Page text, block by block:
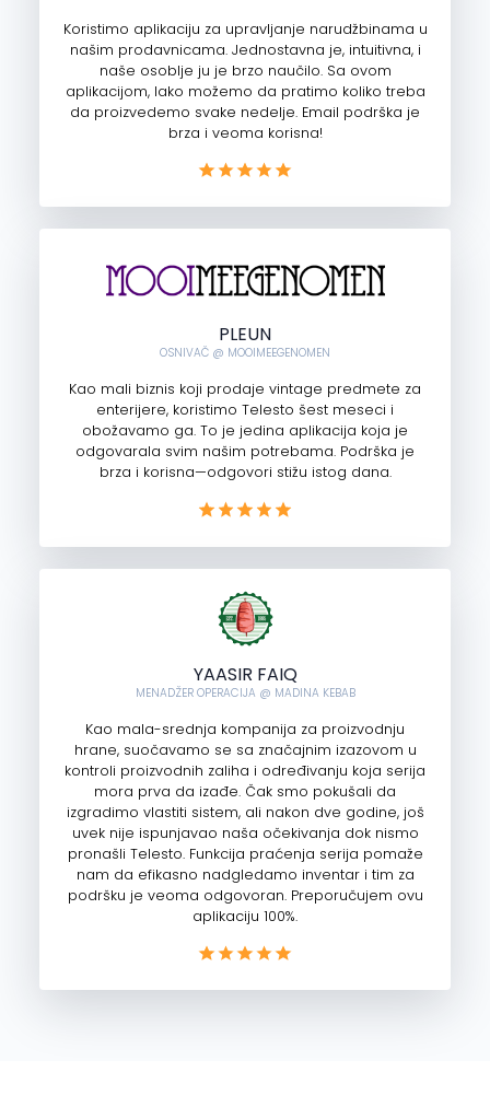
Koristimo aplikaciju za upravljanje narudžbinama u
našim prodavnicama. Jednostavna je, intuitivna, i
naše osoblje ju je brzo naučilo. Sa ovom
aplikacijom, lako možemo da pratimo koliko treba
da proizvedemo svake nedelje. Email podrška je
brza i veoma korisna!
PLEUN
OSNIVAČ @ MOOIMEEGENOMEN
Kao mali biznis koji prodaje vintage predmete za
enterijere, koristimo Telesto šest meseci i
obožavamo ga. To je jedina aplikacija koja je
odgovarala svim našim potrebama. Podrška je
brza i korisna—odgovori stižu istog dana.
YAASIR FAIQ
MENADŽER OPERACIJA @ MADINA KEBAB
Kao mala-srednja kompanija za proizvodnju
hrane, suočavamo se sa značajnim izazovom u
kontroli proizvodnih zaliha i određivanju koja serija
mora prva da izađe. Čak smo pokušali da
izgradimo vlastiti sistem, ali nakon dve godine, još
uvek nije ispunjavao naša očekivanja dok nismo
pronašli Telesto. Funkcija praćenja serija pomaže
nam da efikasno nadgledamo inventar i tim za
podršku je veoma odgovoran. Preporučujem ovu
aplikaciju 100%.